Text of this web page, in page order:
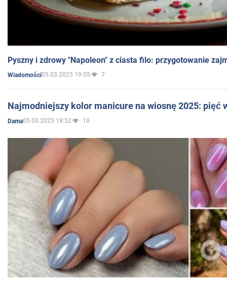
Pyszny i zdrowy "Napoleon" z ciasta filo: przygotowanie
Wiadomości05.03.2025 19:05 7
Najmodniejszy kolor manicure na wiosnę 2025: pięć
Dama05.03.2025 18:52 10